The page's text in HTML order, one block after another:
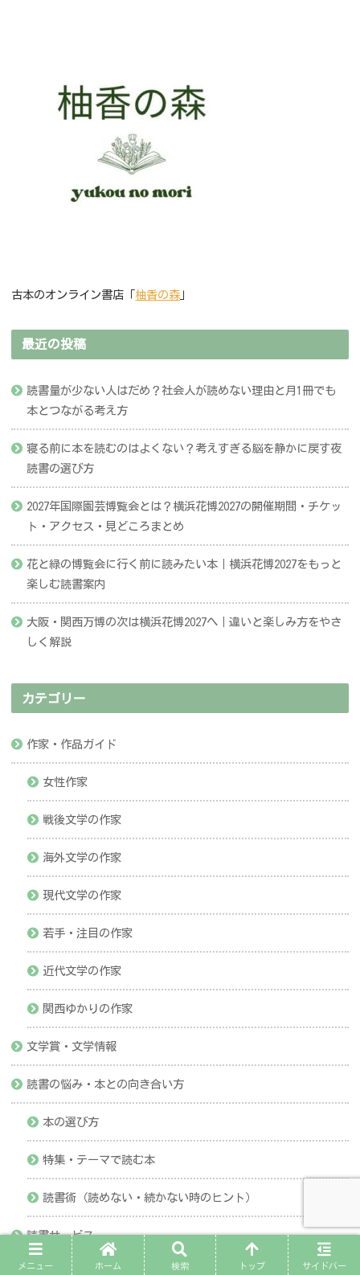
古本のオンライン書店「 柚香の森 」
最近の投稿
読書量が少ない人はだめ？社会人が読めない理由と月1冊でも
本とつながる考え方
寝る前に本を読むのはよくない？考えすぎる脳を静かに戻す夜
読書の選び方
2027年国際園芸博覧会とは？横浜花博2027の開催期間・チケッ
ト・アクセス・見どころまとめ
花と緑の博覧会に行く前に読みたい本｜横浜花博2027をもっと
楽しむ読書案内
大阪・関西万博の次は横浜花博2027へ｜違いと楽しみ方をやさ
しく解説
カテゴリー
作家・作品ガイド
女性作家
戦後文学の作家
海外文学の作家
現代文学の作家
若手・注目の作家
近代文学の作家
関西ゆかりの作家
文学賞・文学情報
読書の悩み・本との向き合い方
本の選び方
特集・テーマで読む本
読書術（読めない・続かない時のヒント）
読書サービス
メニュー ホーム 検索 トップ サイドバー